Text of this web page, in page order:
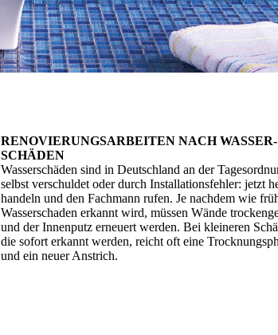
RENO­VIERUNGS­ARBEITEN NACH WASSER­
SCHÄDEN
Wasserschäden sind in Deutschland an der
selbst verschuldet oder durch Installationsfehler: jetzt
handeln und den Fachmann rufen. Je nachdem wie
Wasserschaden erkannt wird, müssen Wände
und der Innenputz erneuert werden. Bei kleineren
die sofort erkannt werden, reicht oft eine
und ein neuer Anstrich.